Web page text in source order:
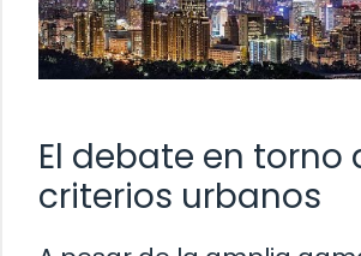
El debate en torno
criterios urbanos